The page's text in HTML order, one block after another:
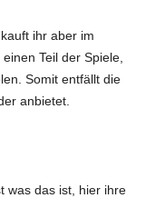
ihr aber im
Teil der Spiele,
Somit entfällt die
anbietet.
was das ist, hier ihre